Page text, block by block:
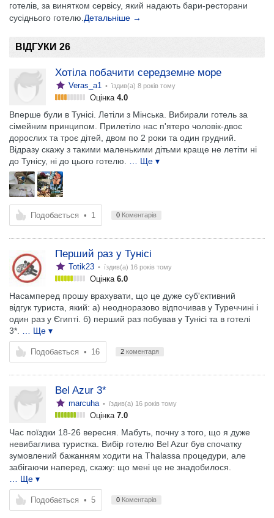
готелів, за винятком сервісу, який надають бари-ресторани
сусіднього готелю. Детальніше →
ВІДГУКИ 26
Хотіла побачити середземне море
Veras_a1 • їздив(а) 8 років тому
Оцінка 4.0
Вперше були в Тунісі. Летіли з Мінська. Вибирали готель за
сімейним принципом. Прилетіло нас п'ятеро чоловік-двоє
дорослих та троє дітей, двом по 2 роки та один грудний.
Відразу скажу з такими маленькими дітьми краще не летіти ні
до Тунісу, ні до цього готелю.
… Ще ▾
Подобається • 1 0 Коментарів
Перший раз у Тунісі
Totik23 • їздив(а) 16 років тому
Оцінка 6.0
Насамперед прошу врахувати, що це дуже суб'єктивний
відгук туриста, який: а) неодноразово відпочивав у Туреччині і
один раз у Єгипті. б) перший раз побував у Тунісі та в готелі
3*.
… Ще ▾
Подобається • 16 2 коментаря
Bel Azur 3*
marcuha • їздив(а) 16 років тому
Оцінка 7.0
Час поїздки 18-26 вересня. Мабуть, почну з того, що я дуже
невибаглива туристка. Вибір готелю Bel Azur був спочатку
зумовлений бажанням ходити на Thalassa процедури, але
забігаючи наперед, скажу: що мені це не знадобилося.
… Ще ▾
Подобається • 5 0 Коментарів